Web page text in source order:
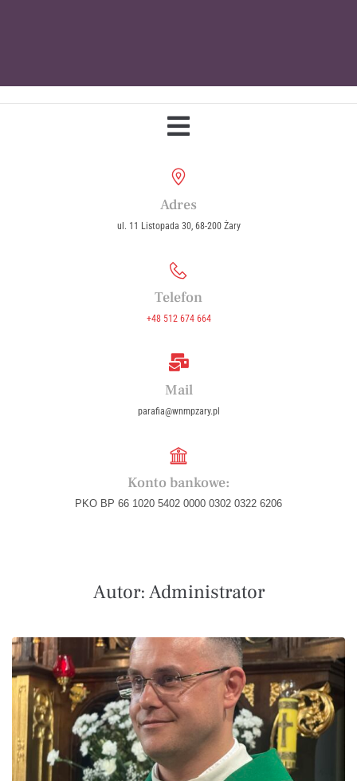
Adres
ul. 11 Listopada 30, 68-200 Żary
Telefon
+48 512 674 664
Mail
parafia@wnmpzary.pl
Konto bankowe:
PKO BP 66 1020 5402 0000 0302 0322 6206
Autor:Administrator